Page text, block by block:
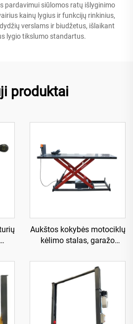
pardavimui siūlomos ratų išlyginimo
kainų lygius ir funkcijų rinkinius,
verslams ir biudžetus, išlaikant
lygio tikslumo standartus.
produktai
Aukštos kokybės motociklų
kėlimo stalas, garažo